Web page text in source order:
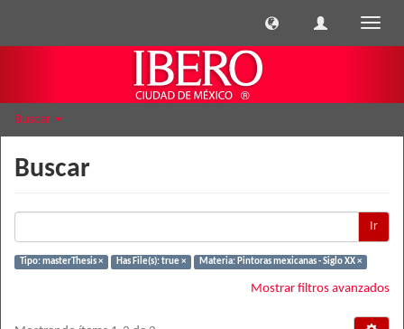
Buscar
Buscar
Ir
Tipo: masterThesis × Has File(s): true × Materia: Pintoras mexicanas - Siglo XX ×
Mostrar filtros avanzados